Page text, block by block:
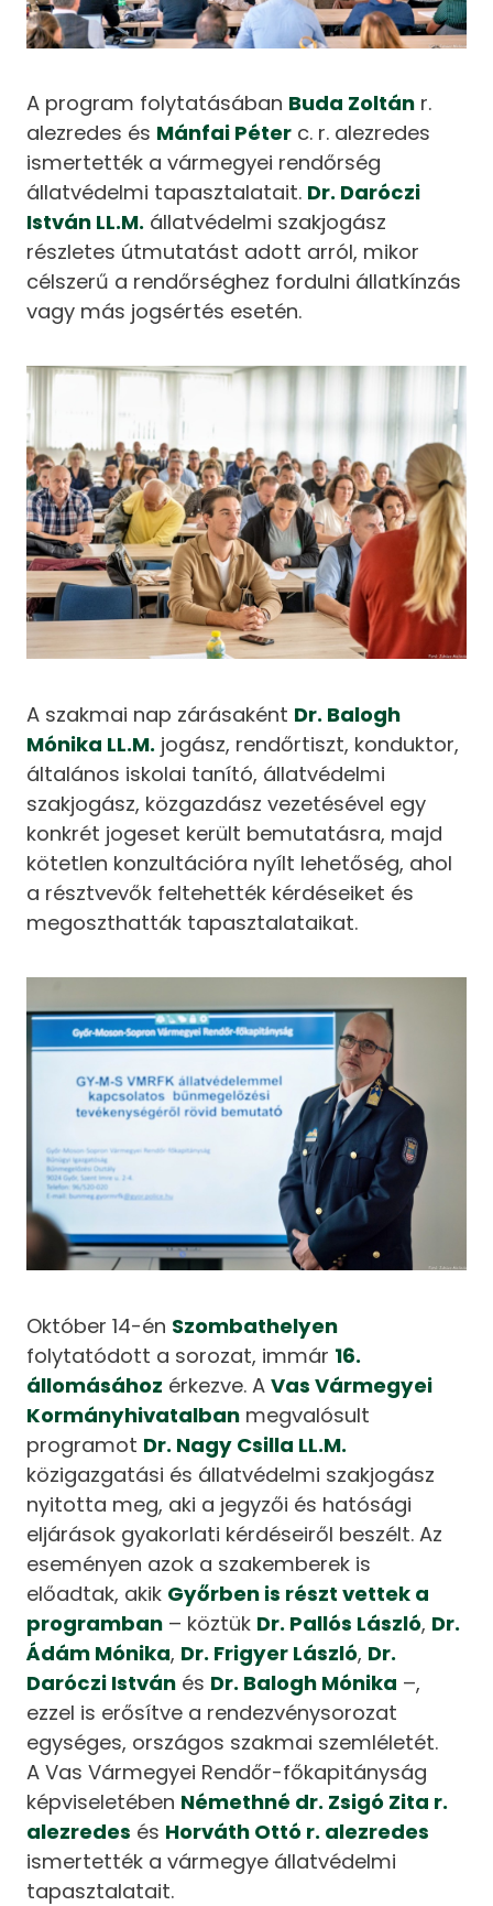
A program folytatásában Buda Zoltán r.
alezredes és Mánfai Péter c. r. alezredes
ismertették a vármegyei rendőrség
állatvédelmi tapasztalatait. Dr. Daróczi
István LL.M. állatvédelmi szakjogász
részletes útmutatást adott arról, mikor
célszerű a rendőrséghez fordulni állatkínzás
vagy más jogsértés esetén.
A szakmai nap zárásaként Dr. Balogh
Mónika LL.M. jogász, rendőrtiszt, konduktor,
általános iskolai tanító, állatvédelmi
szakjogász, közgazdász vezetésével egy
konkrét jogeset került bemutatásra, majd
kötetlen konzultációra nyílt lehetőség, ahol
a résztvevők feltehették kérdéseiket és
megoszthatták tapasztalataikat.
Október 14-én Szombathelyen
folytatódott a sorozat, immár 16.
állomásához érkezve. AVas Vármegyei
Kormányhivatalban megvalósult
programot Dr. Nagy Csilla LL.M.
közigazgatási és állatvédelmi szakjogász
nyitotta meg, aki a jegyzői és hatósági
eljárások gyakorlati kérdéseiről beszélt. Az
eseményen azok a szakemberek is
előadtak, akik Győrben is részt vettek a
programban – köztük Dr. Pallós László, Dr.
Ádám Mónika, Dr. Frigyer László, Dr.
Daróczi István és Dr. Balogh Mónika –,
ezzel is erősítve a rendezvénysorozat
egységes, országos szakmai szemléletét.
A Vas Vármegyei Rendőr-főkapitányság
képviseletében Némethné dr. Zsigó Zita r.
alezredes és Horváth Ottó r. alezredes
ismertették a vármegye állatvédelmi
tapasztalatait.